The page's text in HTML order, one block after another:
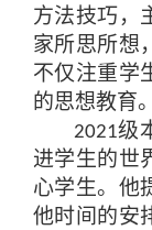
方法技巧 ，
家所思所想，
不仅注重学
的思想教育。
2021级
进学生的世
心学生。 他
他时间的安